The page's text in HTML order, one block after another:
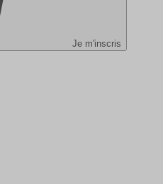
Je m'inscris